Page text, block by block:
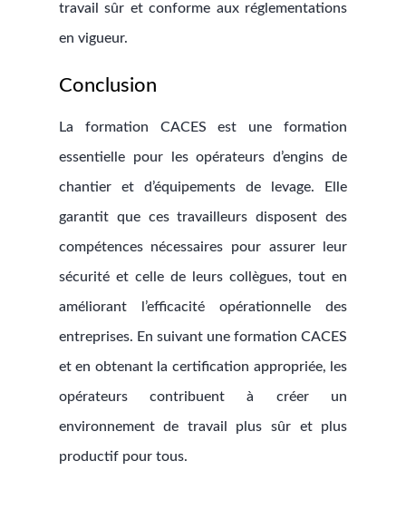
travail sûr et conforme aux réglementations
en vigueur.
Conclusion
La formation CACES est une formation
essentielle pour les opérateurs d’engins de
chantier et d’équipements de levage. Elle
garantit que ces travailleurs disposent des
compétences nécessaires pour assurer leur
sécurité et celle de leurs collègues, tout en
améliorant l’efficacité opérationnelle des
entreprises. En suivant une formation CACES
et en obtenant la certification appropriée, les
opérateurs contribuent à créer un
environnement de travail plus sûr et plus
productif pour tous.